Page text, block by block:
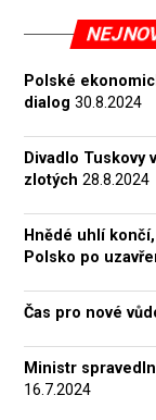
Polské
dialog 30.8.2024
Divadlo Tuskovy
zlotých 28.8.2024
Hnědé uhlí
Polsko po
Čas pro nové
Ministr
16.7.2024